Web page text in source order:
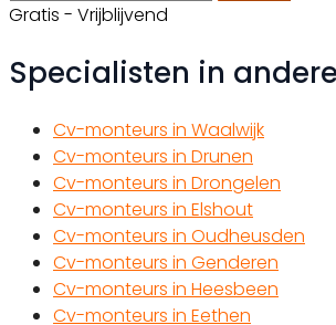
Gratis - Vrijblijvend
Specialisten in
Cv-monteurs in Waalwijk
Cv-monteurs in Drunen
Cv-monteurs in Drongelen
Cv-monteurs in Elshout
Cv-monteurs in Oudheusden
Cv-monteurs in Genderen
Cv-monteurs in Heesbeen
Cv-monteurs in Eethen